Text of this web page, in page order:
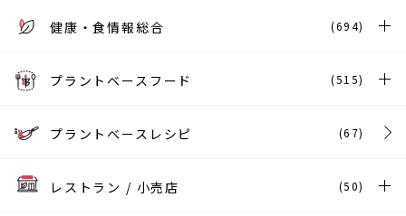
健康・食情報総合 (694)
プラントベースフード (515)
プラントベースレシピ (67)
レストラン / 小売店 (50)